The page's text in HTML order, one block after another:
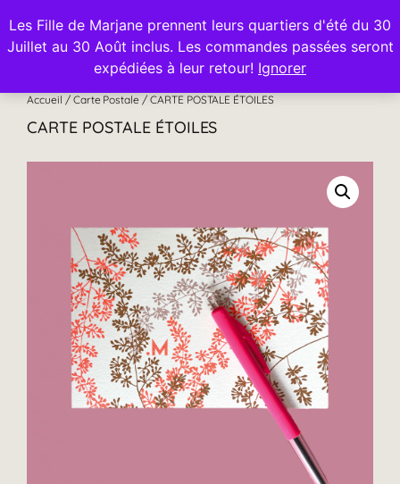
Les Fille de Marjane prennent leurs quartiers d'été du 30
Juillet au 30 Août inclus. Les commandes passées seront
expédiées à leur retour! Ignorer
0
Accueil / Carte Postale / CARTE POSTALE ÉTOILES
CARTE POSTALE ÉTOILES